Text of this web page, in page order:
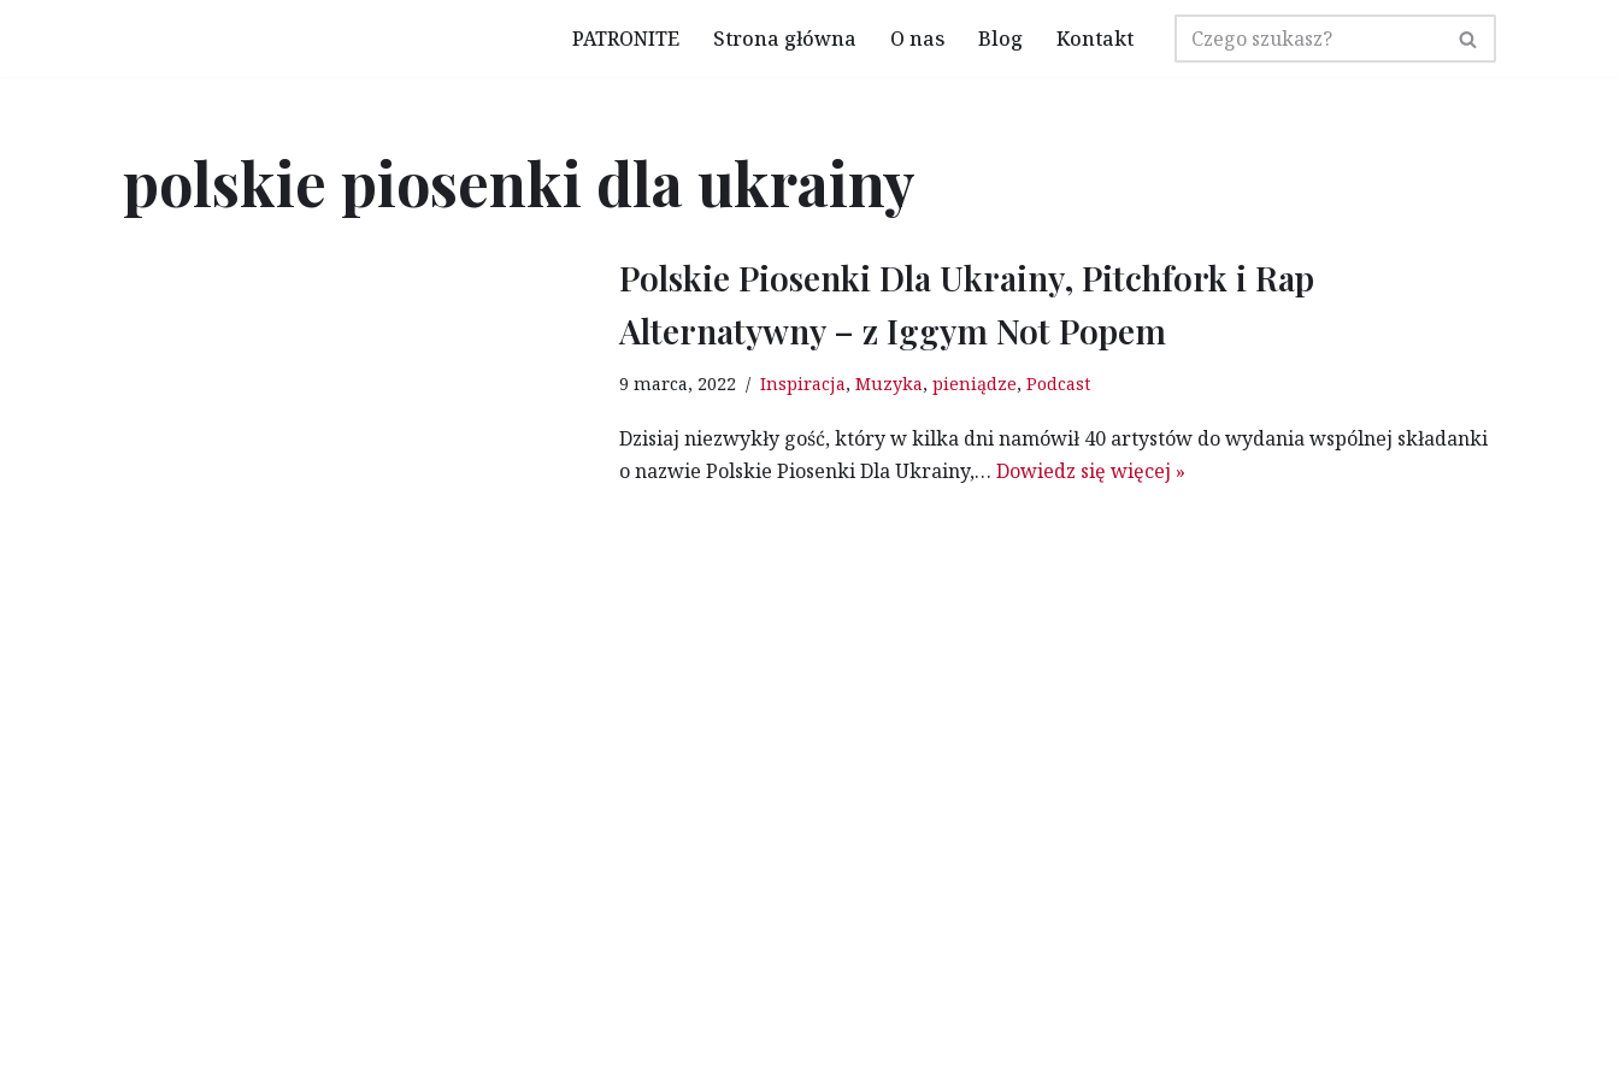
PATRONITE Strona główna O nas Blog Kontakt
polskie piosenki dla ukrainy
Polskie Piosenki Dla Ukrainy, Pitchfork i Rap
Alternatywny – z Iggym Not Popem
9 marca, 2022 Inspiracja, Muzyka, pieniądze, Podcast
Dzisiaj niezwykły gość, który w kilka dni namówił 40 artystów do wydania wspólnej składanki
o nazwie Polskie Piosenki Dla Ukrainy,… Dowiedz się więcej »